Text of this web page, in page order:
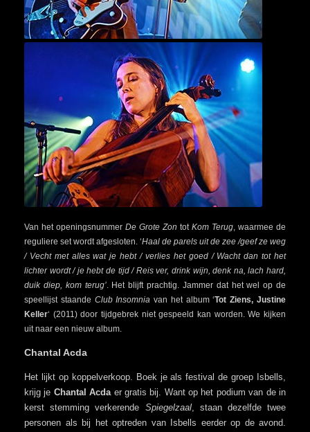
Van het openingsnummer De Grote Zon tot Kom Terug, waarmee de
reguliere set wordt afgesloten. ‘Haal de parels uit de zee /geef ze weg
/ Vecht met alles wat je hebt / verlies het goed / Wacht dan tot het
lichter wordt / je hebt de tijd / Reis ver, drink wijn, denk na, lach hard,
duik diep, kom terug’. Het blijft prachtig. Jammer dat het wel op de
speellijst staande Club Insomnia van het album ‘Tot Ziens, Justine
Keller‘ (2011) door tijdgebrek niet gespeeld kan worden. We kijken
uit naar een nieuw album.
Chantal Acda
Het lijkt op koppelverkoop. Boek je als festival de groep Isbells,
krijg je Chantal Acdaer gratis bij. Want op het podium van de in
kerst stemming verkerende Spiegelzaal, staan dezelfde twee
personen als bij het optreden van Isbells eerder op de avond.